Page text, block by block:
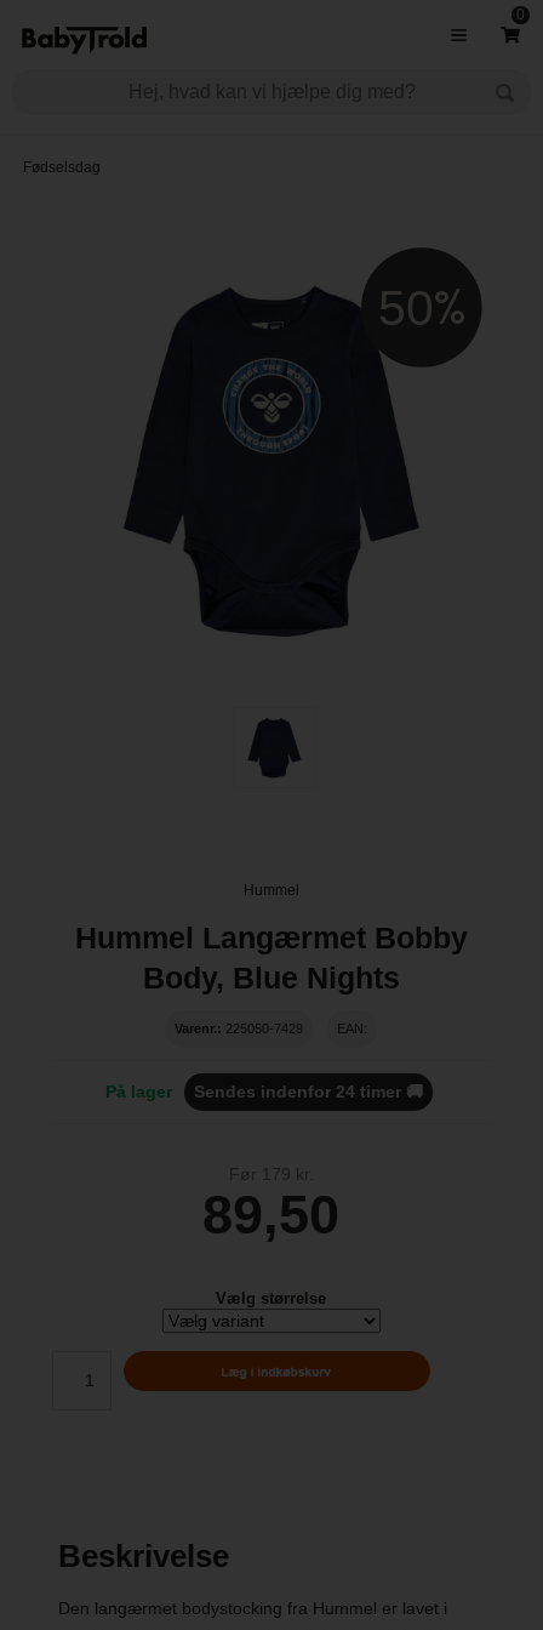
0
Fødselsdag
50
Hummel
Hummel Langærmet Bobby
Body, Blue Nights
Varenr.: 225050-7429 EAN:
På lager Sendes indenfor 24 timer 🚚
Før 179 kr.
89,50
Vælg størrelse
Beskrivelse
Den langærmet bodystocking fra Hummel er lavet i